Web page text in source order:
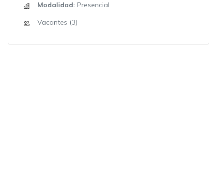
Modalidad: Presencial
Vacantes (3)